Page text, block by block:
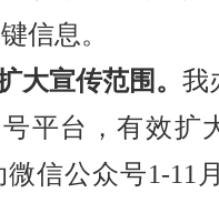
信息。
大宣传范围。 我
平台，有效扩
微信公众号1-11